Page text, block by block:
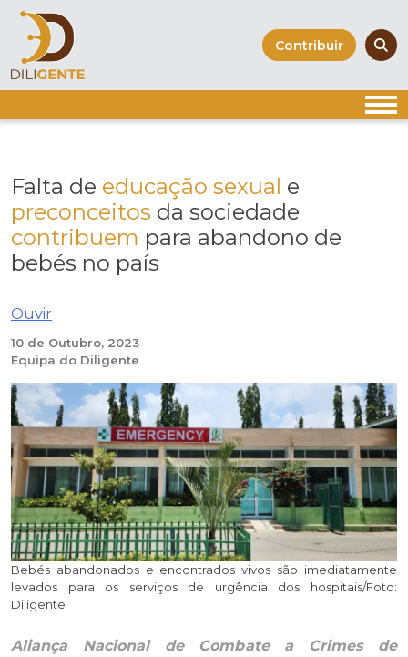
Skip
content
Contribuir
Falta de educação sexual e
preconceitos da sociedade
contribuem para abandono de
bebés no país
Ouvir
10 de Outubro, 2023
Equipa do Diligente
Bebés abandonados e encontrados vivos são imediatamente
levados para os serviços de urgência dos hospitais/Foto:
Diligente
Aliança Nacional de Combate a Crimes de